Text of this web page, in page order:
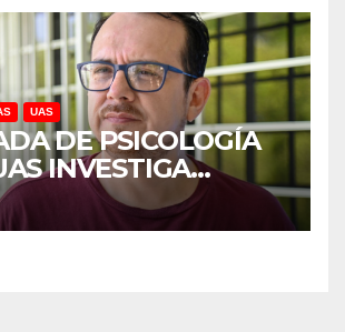
UAS
DE PSICOLOGÍA
INVESTIGA
ANTICIPADO Y
EN